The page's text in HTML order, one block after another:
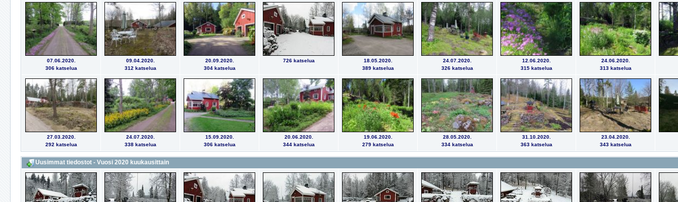
07.06.2020.
306 katselua
09.04.2020.
312 katselua
20.09.2020.
304 katselua
726 katselua
18.05.2020.
389 katselua
24.07.2020.
326 katselua
12.06.2020.
315 katselua
24.06.2020.
313 katselua
27.03.2020.
292 katselua
24.07.2020.
338 katselua
15.09.2020.
306 katselua
20.06.2020.
344 katselua
19.06.2020.
279 katselua
28.05.2020.
334 katselua
31.10.2020.
363 katselua
23.04.2020.
343 katselua
Uusimmat tiedostot - Vuosi 2020 kuukausittain